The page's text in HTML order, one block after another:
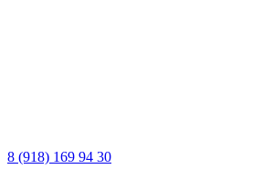
8 (918) 169 94 30